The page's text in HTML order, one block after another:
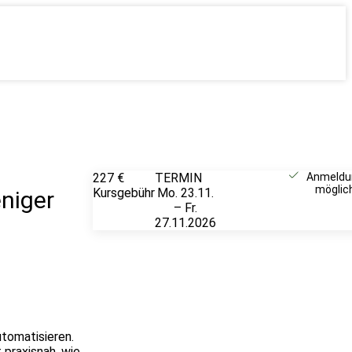
227 €
Kursgebühr
TERMIN
Mo. 23.11.
– Fr.
27.11.2026